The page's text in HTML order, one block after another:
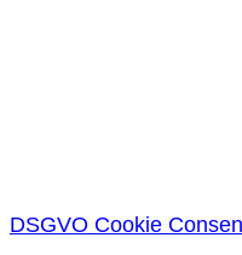
DSGVO Cookie